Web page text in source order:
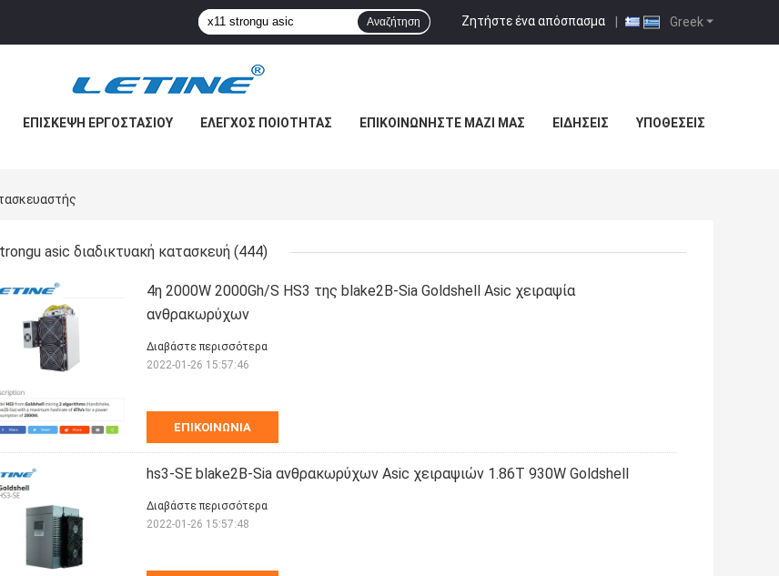
Greek
Ζητήστε ένα απόσπασμα |
Αναζήτηση
ΕΠΙΣΚΕΨΉ ΕΡΓΟΣΤΑΣΊΟΥ ΈΛΕΓΧΟΣ ΠΟΙΌΤΗΤΑΣ ΕΠΙΚΟΙΝΩΝΉΣΤΕ ΜΑΖΊ ΜΑΣ ΕΙΔΉΣΕΙΣ ΥΠΟΘΈΣΕΙΣ
asic διαδικτυακή κατασκευή (444)
4η 2000W 2000Gh/S HS3 της blake2B-Sia Goldshell Asic χειραψία
ανθρακωρύχων
ΕΠΙΚΟΙΝΩΝΊΑ
Διαβάστε περισσότερα
2022-01-26 15:57:46
hs3-SE blake2B-Sia ανθρακωρύχων Asic χειραψιών 1.86T 930W Goldshell
Διαβάστε περισσότερα
2022-01-26 15:57:48